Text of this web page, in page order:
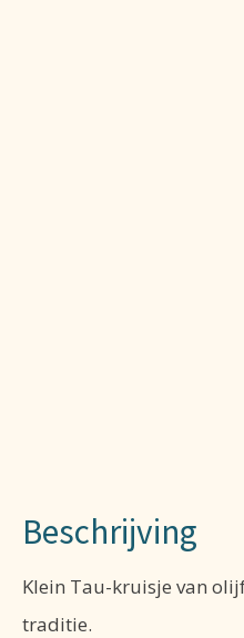
Beschrijving
Klein Tau-kruisje van
traditie.